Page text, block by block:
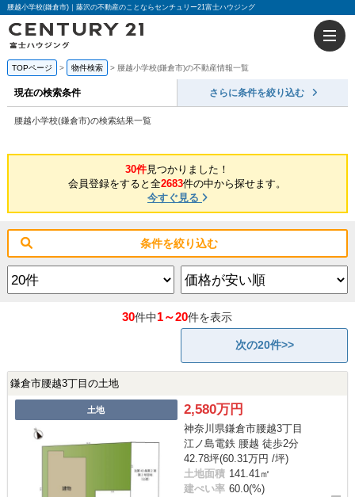
腰越小学校(鎌倉市)｜藤沢の不動産のことならセンチュリー21富士ハウジング
TOPページ 物件検索 腰越小学校(鎌倉市)の不動産情報一覧
現在の検索条件 さらに条件を絞り込む
腰越小学校(鎌倉市)の検索結果一覧
30件見つかりました！
会員登録をすると全2683件の中から探せます。
今すぐ見る
条件を絞り込む
30件中1～20件を表示
次の20件>>
鎌倉市腰越3丁目の土地
土地 2,580万円
神奈川県鎌倉市腰越3丁目
江ノ島電鉄 腰越 徒歩2分
42.78坪(60.31万円 /坪)
土地面積 141.41㎡
建ぺい率 60.0(%)